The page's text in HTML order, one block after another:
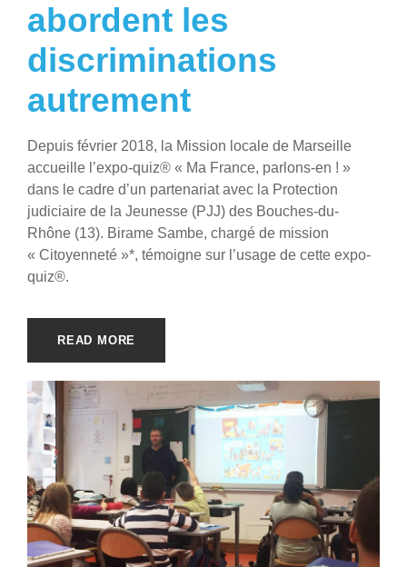
abordent les
discriminations
autrement
Depuis février 2018, la Mission locale de Marseille
accueille l’expo-quiz® « Ma France, parlons-en ! »
dans le cadre d’un partenariat avec la Protection
judiciaire de la Jeunesse (PJJ) des Bouches-du-
Rhône (13). Birame Sambe, chargé de mission
« Citoyenneté »*, témoigne sur l’usage de cette expo-
quiz®.
READ MORE